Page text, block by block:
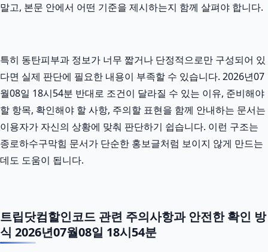
말고, 본문 안에서 어떤 기준을 제시하는지 함께 살펴야 합니다.
특히 동탄피부과 정보가 너무 짧거나 단정적으로만 구성되어 있
다면 실제 판단에 필요한 내용이 부족할 수 있습니다. 2026년07
월08일 18시54분 반대로 조건이 달라질 수 있는 이유, 준비해야
할 항목, 확인해야 할 사항, 주의할 표현을 함께 안내하는 문서는
이용자가 자신의 상황에 맞춰 판단하기 쉽습니다. 이런 구조는
종로하수구막힘 문서가 단순한 홍보글처럼 보이지 않게 만드는
데도 도움이 됩니다.
트립닷컴할인코드 관련 주의사항과 안전한 확인 방
식 2026년07월08일 18시54분